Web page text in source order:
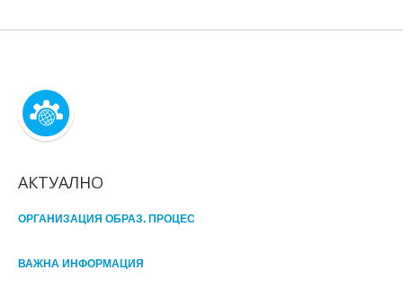
АКТУАЛНО
ОРГАНИЗАЦИЯ ОБРАЗ. ПРОЦЕС
ВАЖНА ИНФОРМАЦИЯ